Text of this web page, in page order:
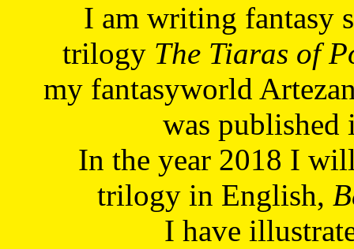
I am writing fantasy
trilogy The Tiaras of
my fantasyworld
was published
In the year 2018 I
trilogy in English,
I have